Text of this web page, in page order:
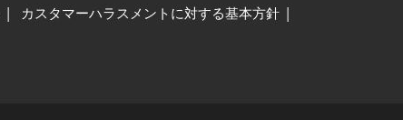
カスタマーハラスメントに対する基本方針